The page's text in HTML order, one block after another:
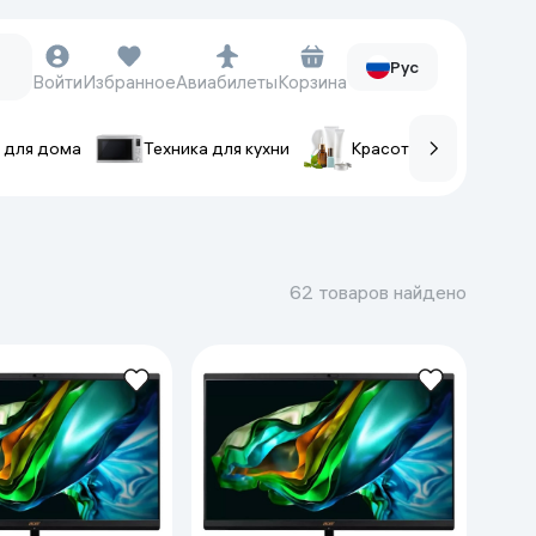
Ремешки для часов
Фотоаппараты и видеокамеры
Фотоаппараты
Экшен-камеры
ВойтиИзбранноеАвиабилетыКорзина
Рус
для дома Техника для кухни Красота и уход
62 товаров найдено